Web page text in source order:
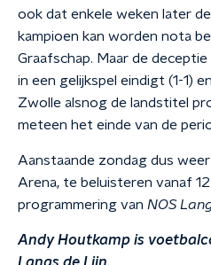
ook dat enkele weken later
kampioen kan worden nota
Graafschap. Maar de
in een gelijkspel eindigt (1-1)
Zwolle alsnog de landstitel
meteen het einde van de
Aanstaande zondag dus
Arena, te beluisteren vanaf
programmering van NOS
Andy Houtkamp is